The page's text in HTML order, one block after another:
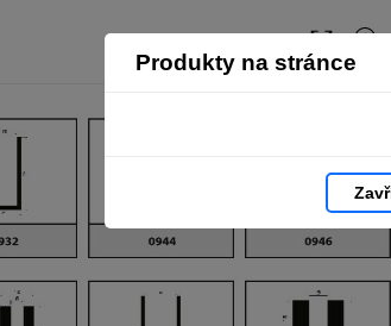
Produkty na stránce